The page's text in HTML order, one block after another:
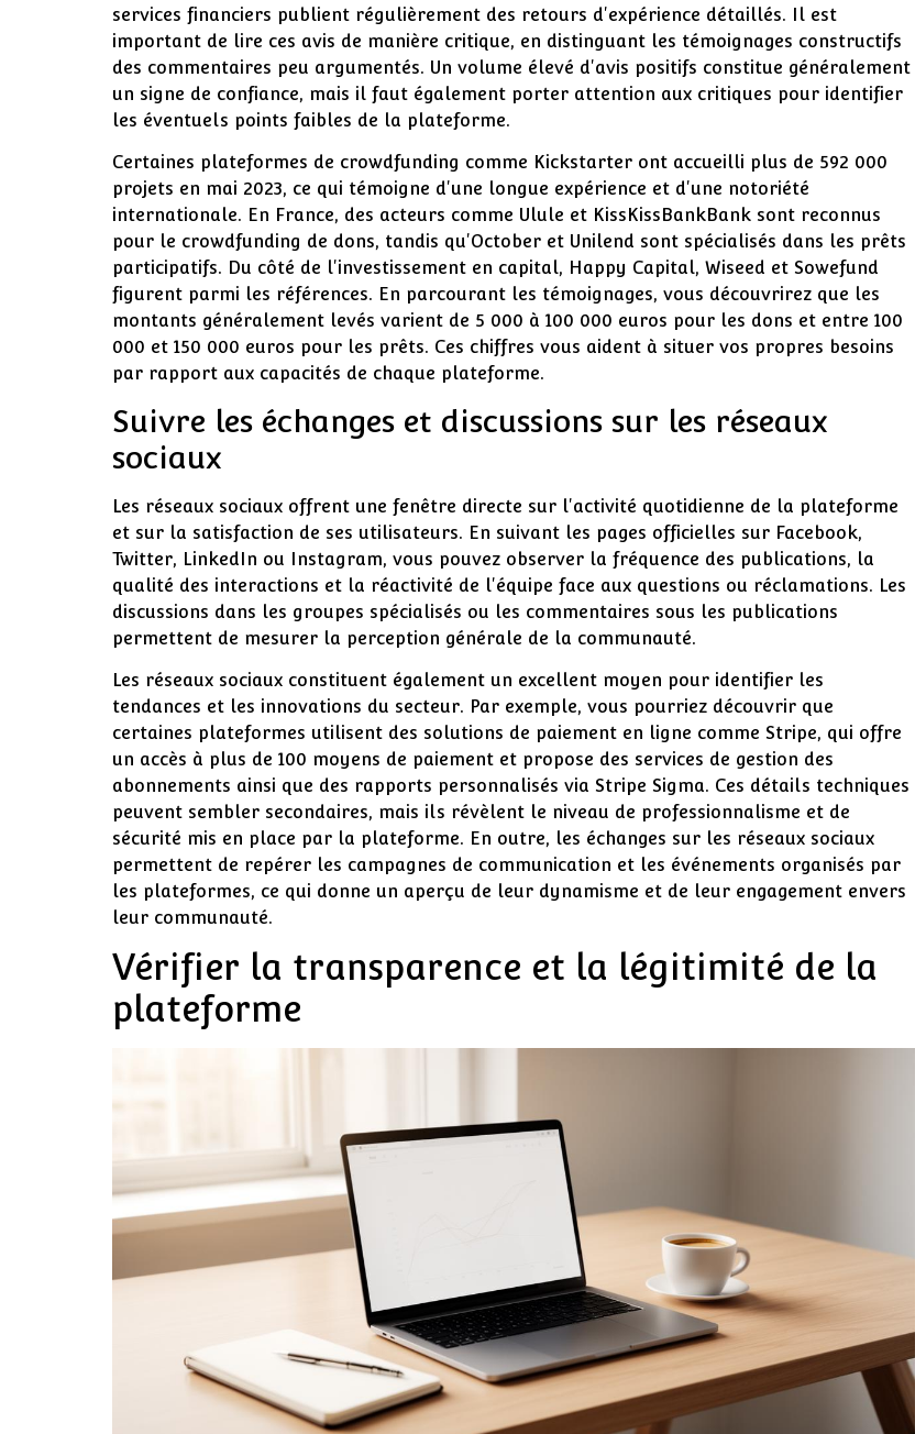
services financiers publient régulièrement des retours d'expérience détaillés. Il est
important de lire ces avis de manière critique, en distinguant les témoignages constructifs
des commentaires peu argumentés. Un volume élevé d'avis positifs constitue généralement
un signe de confiance, mais il faut également porter attention aux critiques pour identifier
les éventuels points faibles de la plateforme.
Certaines plateformes de crowdfunding comme Kickstarter ont accueilli plus de 592 000
projets en mai 2023, ce qui témoigne d'une longue expérience et d'une notoriété
internationale. En France, des acteurs comme Ulule et KissKissBankBank sont reconnus
pour le crowdfunding de dons, tandis qu'October et Unilend sont spécialisés dans les prêts
participatifs. Du côté de l'investissement en capital, Happy Capital, Wiseed et Sowefund
figurent parmi les références. En parcourant les témoignages, vous découvrirez que les
montants généralement levés varient de 5 000 à 100 000 euros pour les dons et entre 100
000 et 150 000 euros pour les prêts. Ces chiffres vous aident à situer vos propres besoins
par rapport aux capacités de chaque plateforme.
Suivre les échanges et discussions sur les réseaux
sociaux
Les réseaux sociaux offrent une fenêtre directe sur l'activité quotidienne de la plateforme
et sur la satisfaction de ses utilisateurs. En suivant les pages officielles sur Facebook,
Twitter, LinkedIn ou Instagram, vous pouvez observer la fréquence des publications, la
qualité des interactions et la réactivité de l'équipe face aux questions ou réclamations. Les
discussions dans les groupes spécialisés ou les commentaires sous les publications
permettent de mesurer la perception générale de la communauté.
Les réseaux sociaux constituent également un excellent moyen pour identifier les
tendances et les innovations du secteur. Par exemple, vous pourriez découvrir que
certaines plateformes utilisent des solutions de paiement en ligne comme Stripe, qui offre
un accès à plus de 100 moyens de paiement et propose des services de gestion des
abonnements ainsi que des rapports personnalisés via Stripe Sigma. Ces détails techniques
peuvent sembler secondaires, mais ils révèlent le niveau de professionnalisme et de
sécurité mis en place par la plateforme. En outre, les échanges sur les réseaux sociaux
permettent de repérer les campagnes de communication et les événements organisés par
les plateformes, ce qui donne un aperçu de leur dynamisme et de leur engagement envers
leur communauté.
Vérifier la transparence et la légitimité de la
plateforme